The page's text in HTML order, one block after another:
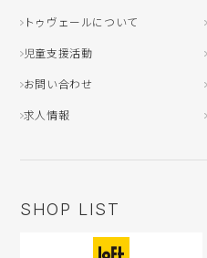
トゥヴェールについて
児童支援活動
お問い合わせ
求人情報
SHOP LIST